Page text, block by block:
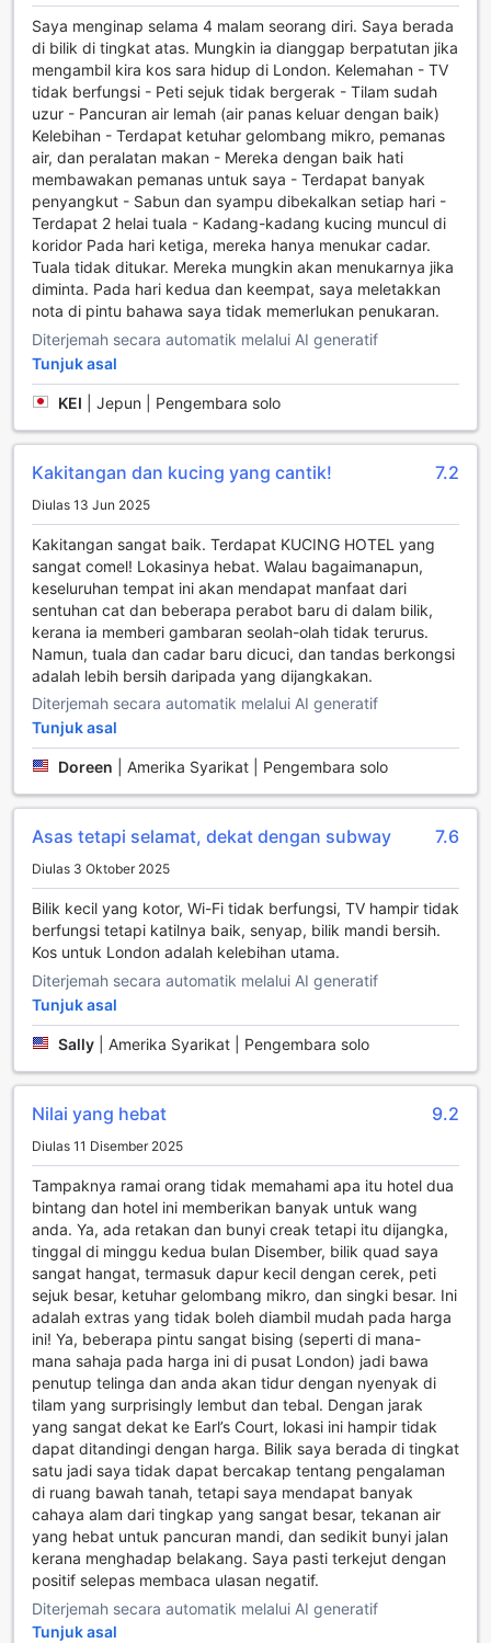
tentang kebersihan dan keselesaan bilik anda,
membolehkan anda untuk menikmati penginapan tanpa
sebarang gangguan. Anwar House berkomitmen untuk
memberikan perkhidmatan yang berkualiti tinggi dan
kemudahan yang memudahkan, menjadikan setiap detik di
sini penuh dengan keselesaan dan ketenangan.
Kemudahan Pengangkutan di Anwar House
Anwar House di London menawarkan kemudahan
pengangkutan yang memudahkan para tetamu untuk
meneroka keindahan bandar ini tanpa sebarang kesulitan.
Dengan perkhidmatan tiket yang disediakan, anda boleh
dengan mudah mendapatkan akses kepada pelbagai
tempat-tempat bersejarah yang menarik. Staf yang mesra
dan berpengetahuan di Anwar House sedia membantu
anda merancang jadual perjalanan yang sesuai dengan
keperluan dan minat anda, memastikan pengalaman anda
di London menjadi lebih bermakna.
lawatan yang direka khas untuk memberikan anda
panduan yang mendalam mengenai tempat-tempat
menarik di sekitar. Dengan pilihan untuk menyertai lawatan
berkumpulan atau peribadi, anda akan dapat menikmati
pemandangan indah sambil mendengar cerita menarik
tentang sejarah dan budaya London. Kemudahan ini bukan
sahaja menjimatkan masa, tetapi juga memberikan anda
peluang untuk merasai pengalaman yang lebih autentik di
bandar yang penuh dengan kehidupan ini.
Kemudahan Bilik di Anwar House
Di Anwar House, setiap bilik direka untuk memberikan
keselesaan dan kemudahan maksimum kepada tetamu.
membolehkan anda menikmati pelbagai saluran hiburan
untuk bersantai selepas seharian menjelajah London. Selain
memudahkan anda menata rambut sebelum keluar, serta
kemudahan penyediaan kopi dan teh yang membolehkan
anda menikmati minuman hangat pada bila-bila masa.
Kemudahan lain yang disediakan termasuk peti sejuk, yang
membolehkan anda menyimpan makanan dan minuman
dengan mudah. Setiap bilik juga dilengkapi dengan
barangan mandian berkualiti dan linen serta tuala yang
bersih dan segar, memastikan pengalaman menginap anda
selesa dan menyenangkan. Dengan semua kemudahan ini,
Anwar House menjanjikan pengalaman penginapan yang
Kemudahan Makan di Anwar House
Anwar House di London menawarkan pengalaman
menjamu selera yang memuaskan dengan pelbagai pilihan
yang memukau. Dengan suasana yang elegan dan mesra,
restoran di hotel ini menyediakan makanan yang
diilhamkan oleh masakan tempatan dan antarabangsa.
Setiap hidangan disediakan dengan penuh perhatian
terhadap kualiti dan rasa, menjadikan setiap suapan satu
kenangan yang tidak terlupakan. Para tetamu boleh
menikmati sarapan yang menyelerakan dengan pelbagai
pilihan yang segar dan berkhasiat, sesuai untuk
memulakan hari dengan penuh tenaga.
Selain itu, Anwar House juga menawarkan kemudahan
untuk menikmati makanan di dalam bilik, memberikan
keselesaan dan privasi kepada para tetamu. Dengan
perkhidmatan harian yang terjaga, setiap hidangan yang
dihantar ke bilik akan memastikan anda merasai
kemewahan dan keselesaan tanpa perlu meninggalkan bilik
anda. Dengan pilihan menu yang beraneka, anda boleh
memilih hidangan kegemaran anda pada bila-bila masa,
menjadikan pengalaman menginap di Anwar House lebih
istimewa.
Saya menginap selama 4 malam seorang diri. Saya berada
di bilik di tingkat atas. Mungkin ia dianggap berpatutan jika
mengambil kira kos sara hidup di London. Kelemahan - TV
tidak berfungsi - Peti sejuk tidak bergerak - Tilam sudah
uzur - Pancuran air lemah (air panas keluar dengan baik)
Kelebihan - Terdapat ketuhar gelombang mikro, pemanas
air, dan peralatan makan - Mereka dengan baik hati
membawakan pemanas untuk saya - Terdapat banyak
penyangkut - Sabun dan syampu dibekalkan setiap hari -
Terdapat 2 helai tuala - Kadang-kadang kucing muncul di
koridor Pada hari ketiga, mereka hanya menukar cadar.
Tuala tidak ditukar. Mereka mungkin akan menukarnya jika
diminta. Pada hari kedua dan keempat, saya meletakkan
nota di pintu bahawa saya tidak memerlukan penukaran.
Diterjemah secara automatik melalui AI generatif
Tunjuk asal
KEI Jepun | Pengembara solo
Kakitangan dan kucing yang cantik! 7.2
Diulas 13 Jun 2025
Kakitangan sangat baik. Terdapat KUCING HOTEL yang
sangat comel! Lokasinya hebat. Walau bagaimanapun,
keseluruhan tempat ini akan mendapat manfaat dari
sentuhan cat dan beberapa perabot baru di dalam bilik,
kerana ia memberi gambaran seolah-olah tidak terurus.
Namun, tuala dan cadar baru dicuci, dan tandas berkongsi
adalah lebih bersih daripada yang dijangkakan.
Diterjemah secara automatik melalui AI generatif
Tunjuk asal
Doreen Amerika Syarikat | Pengembara solo
Asas tetapi selamat, dekat dengan subway 7.6
Diulas 3 Oktober 2025
Bilik kecil yang kotor, Wi-Fi tidak berfungsi, TV hampir tidak
berfungsi tetapi katilnya baik, senyap, bilik mandi bersih.
Kos untuk London adalah kelebihan utama.
Diterjemah secara automatik melalui AI generatif
Tunjuk asal
Sally Amerika Syarikat | Pengembara solo
Nilai yang hebat 9.2
Diulas 11 Disember 2025
Tampaknya ramai orang tidak memahami apa itu hotel dua
bintang dan hotel ini memberikan banyak untuk wang
anda. Ya, ada retakan dan bunyi creak tetapi itu dijangka,
tinggal di minggu kedua bulan Disember, bilik quad saya
sangat hangat, termasuk dapur kecil dengan cerek, peti
sejuk besar, ketuhar gelombang mikro, dan singki besar. Ini
adalah extras yang tidak boleh diambil mudah pada harga
ini! Ya, beberapa pintu sangat bising (seperti di mana-
mana sahaja pada harga ini di pusat London) jadi bawa
penutup telinga dan anda akan tidur dengan nyenyak di
tilam yang surprisingly lembut dan tebal. Dengan jarak
yang sangat dekat ke Earl’s Court, lokasi ini hampir tidak
dapat ditandingi dengan harga. Bilik saya berada di tingkat
satu jadi saya tidak dapat bercakap tentang pengalaman
di ruang bawah tanah, tetapi saya mendapat banyak
cahaya alam dari tingkap yang sangat besar, tekanan air
yang hebat untuk pancuran mandi, dan sedikit bunyi jalan
kerana menghadap belakang. Saya pasti terkejut dengan
positif selepas membaca ulasan negatif.
Diterjemah secara automatik melalui AI generatif
Tunjuk asal